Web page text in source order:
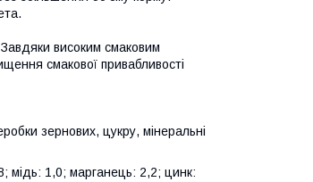
високим смаковим
смакової привабливості
зернових, цукру, мінеральні
мідь: 1,0; марганець: 2,2; цинк: